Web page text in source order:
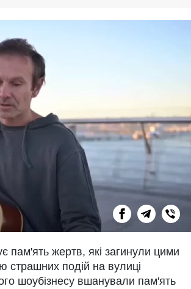
пам'ять жертв, які загинули цими
страшних подій на вулиці
шоубізнесу вшанували пам'ять